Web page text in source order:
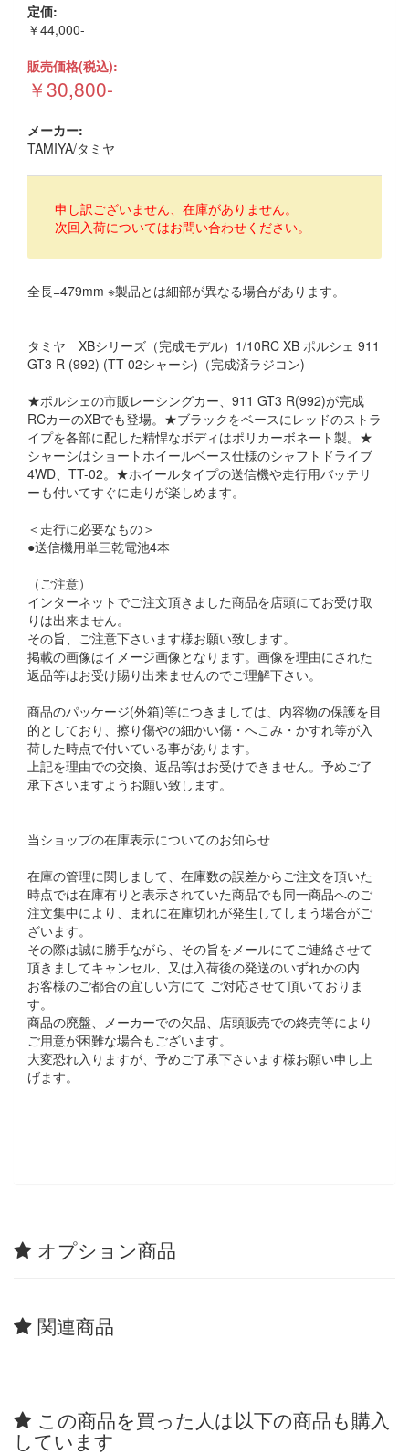
定価:
￥44,000-
販売価格(税込):
￥30,800-
メーカー:
TAMIYA/タミヤ
申し訳ございません、在庫がありません。
次回入荷についてはお問い合わせください。
全長=479mm ※製品とは細部が異なる場合があります。
タミヤ XBシリーズ（完成モデル）1/10RC XB ポルシェ 911
GT3 R (992) (TT-02シャーシ)（完成済ラジコン)
★ポルシェの市販レーシングカー、911 GT3 R(992)が完成
RCカーのXBでも登場。★ブラックをベースにレッドのストラ
イプを各部に配した精悍なボディはポリカーボネート製。★
シャーシはショートホイールベース仕様のシャフトドライブ
4WD、TT-02。★ホイールタイプの送信機や走行用バッテリ
ーも付いてすぐに走りが楽しめます。
＜走行に必要なもの＞
●送信機用単三乾電池4本
（ご注意）
インターネットでご注文頂きました商品を店頭にてお受け取
りは出来ません。
その旨、ご注意下さいます様お願い致します。
掲載の画像はイメージ画像となります。画像を理由にされた
返品等はお受け賜り出来ませんのでご理解下さい。
商品のパッケージ(外箱)等につきましては、内容物の保護を目
的としており、擦り傷やの細かい傷・へこみ・かすれ等が入
荷した時点で付いている事があります。
上記を理由での交換、返品等はお受けできません。予めご了
承下さいますようお願い致します。
当ショップの在庫表示についてのお知らせ
在庫の管理に関しまして、在庫数の誤差からご注文を頂いた
時点では在庫有りと表示されていた商品でも同一商品へのご
注文集中により、まれに在庫切れが発生してしまう場合がご
ざいます。
その際は誠に勝手ながら、その旨をメールにてご連絡させて
頂きましてキャンセル、又は入荷後の発送のいずれかの内
お客様のご都合の宜しい方にて ご対応させて頂いておりま
す。
商品の廃盤、メーカーでの欠品、店頭販売での終売等により
ご用意が困難な場合もございます。
大変恐れ入りますが、予めご了承下さいます様お願い申し上
げます。
オプション商品
関連商品
この商品を買った人は以下の商品も購入
しています